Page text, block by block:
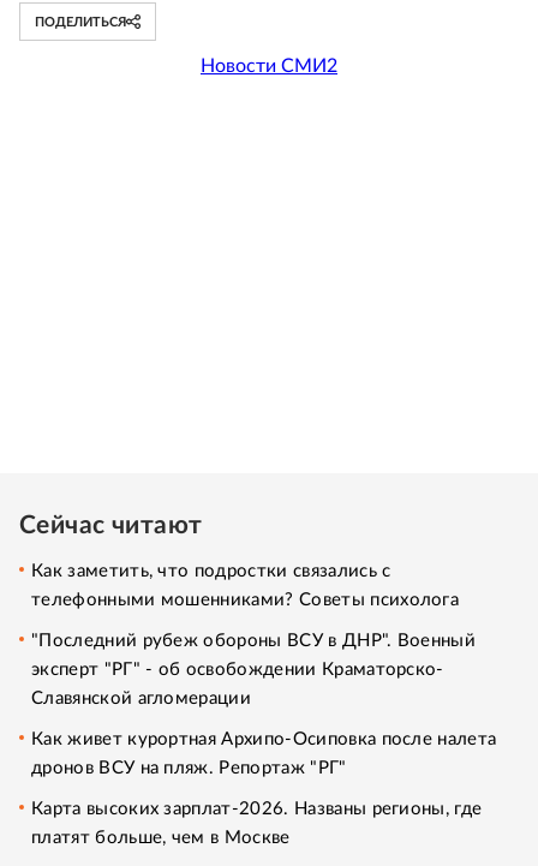
ПОДЕЛИТЬСЯ
Новости СМИ2
Сейчас читают
Как заметить, что подростки связались с
телефонными мошенниками? Советы психолога
"Последний рубеж обороны ВСУ в ДНР". Военный
эксперт "РГ" - об освобождении Краматорско-
Славянской агломерации
Как живет курортная Архипо-Осиповка после налета
дронов ВСУ на пляж. Репортаж "РГ"
Карта высоких зарплат-2026. Названы регионы, где
платят больше, чем в Москве